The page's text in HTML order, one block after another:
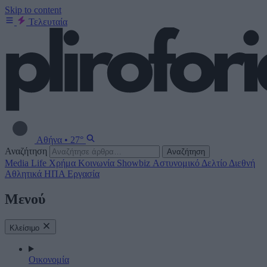
Skip to content
Τελευταία
Αθήνα • 27°
Αναζήτηση
Αναζήτηση
Media Life Χρήμα Κοινωνία Showbiz Αστυνομικό Δελτίο Διεθνή
Αθλητικά ΗΠΑ Εργασία
Μενού
Κλείσιμο
Οικονομία